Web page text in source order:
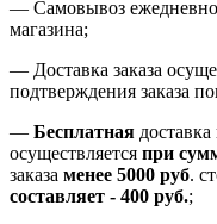
— Самовывоз
магазина;
— Доставка заказа
подтверждения заказа
— Бесплатная доставка
осуществляется при
заказа менее 5000 руб.
составляет - 400 руб.;